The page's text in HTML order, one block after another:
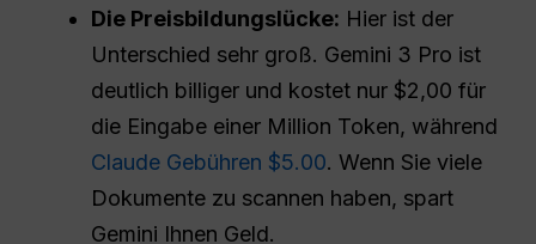
Die Preisbildungslücke: Hier ist der
Unterschied sehr groß. Gemini 3 Pro ist
deutlich billiger und kostet nur $2,00 für
die Eingabe einer Million Token, während
Claude Gebühren $5.00. Wenn Sie viele
Dokumente zu scannen haben, spart
Gemini Ihnen Geld.